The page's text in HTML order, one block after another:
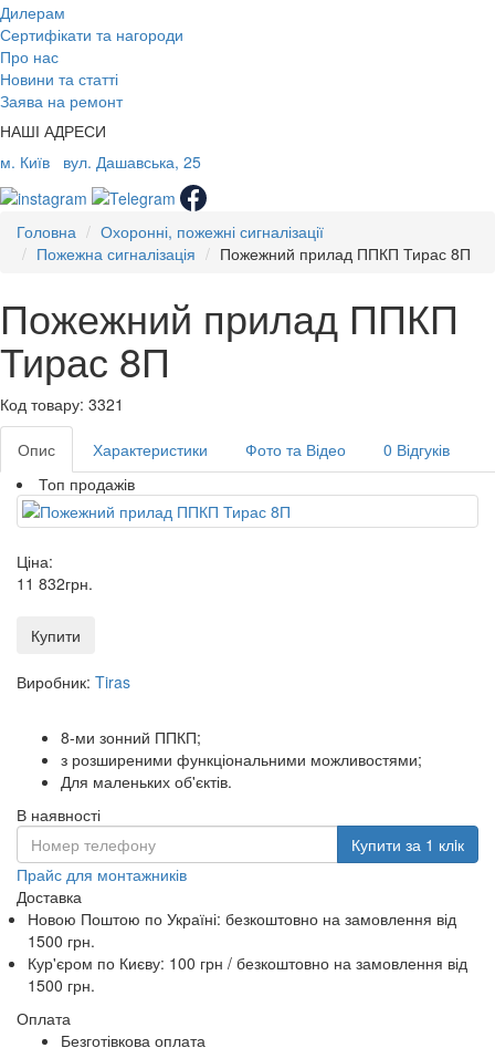
Дилерам
Сертифікати та нагороди
Про нас
Новини та статті
Заява на ремонт
НАШІ АДРЕСИ
м. Київ
вул. Дашавська, 25
Головна
Охоронні, пожежні сигналізації
Пожежна сигналізація
Пожежний прилад ППКП Тирас 8П
Пожежний прилад ППКП
Тирас 8П
Код товару: 3321
Опис Характеристики Фото та Відео
0 Відгуків
Топ продажів
Ціна:
11 832грн.
Купити
Виробник: Tiras
8-ми зонний ППКП;
з розширеними функціональними можливостями;
Для маленьких об'єктів.
В наявності
Купити за 1 клiк
Прайс для монтажників
Доставка
Новою Поштою по Україні: безкоштовно на замовлення від
1500 грн.
Кур'єром по Києву: 100 грн / безкоштовно на замовлення від
1500 грн.
Оплата
Безготівкова оплата